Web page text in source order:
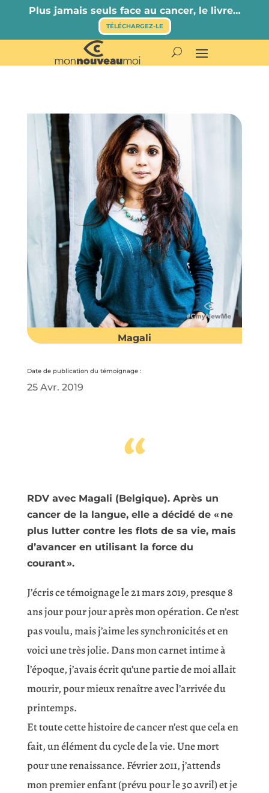
Plus jamais seuls face au cancer, le livre…
TÉLÉCHARGEZ-LE
Magali
Date de publication du témoignage :
25 Avr. 2019
“
RDV avec Magali (Belgique). Après un
cancer de la langue, elle a décidé de « ne
plus lutter contre les flots de sa vie, mais
d’avancer en utilisant la force du
courant ».​
J’écris ce témoignage le 21 mars 2019, presque 8
ans jour pour jour après mon opération. Ce n’est
pas voulu, mais j’aime les synchronicités et en
voici une très jolie. Dans mon carnet intime à
l’époque, j’avais écrit qu’une partie de moi allait
mourir, pour mieux renaître avec l’arrivée du
printemps.
Et toute cette histoire de cancer n’est que cela en
fait, un élément du cycle de la vie. Une mort
pour une renaissance. Février 2011, j’attends
mon premier enfant (prévu pour le 30 avril) et je